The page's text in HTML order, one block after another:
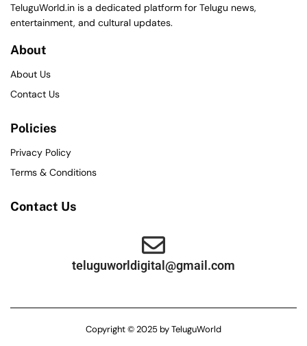
TeluguWorld.in is a dedicated platform for Telugu news,
entertainment, and cultural updates.
About
About Us
Contact Us
Policies
Privacy Policy
Terms & Conditions
Contact Us
teluguworldigital@gmail.com
Copyright © 2025 by TeluguWorld